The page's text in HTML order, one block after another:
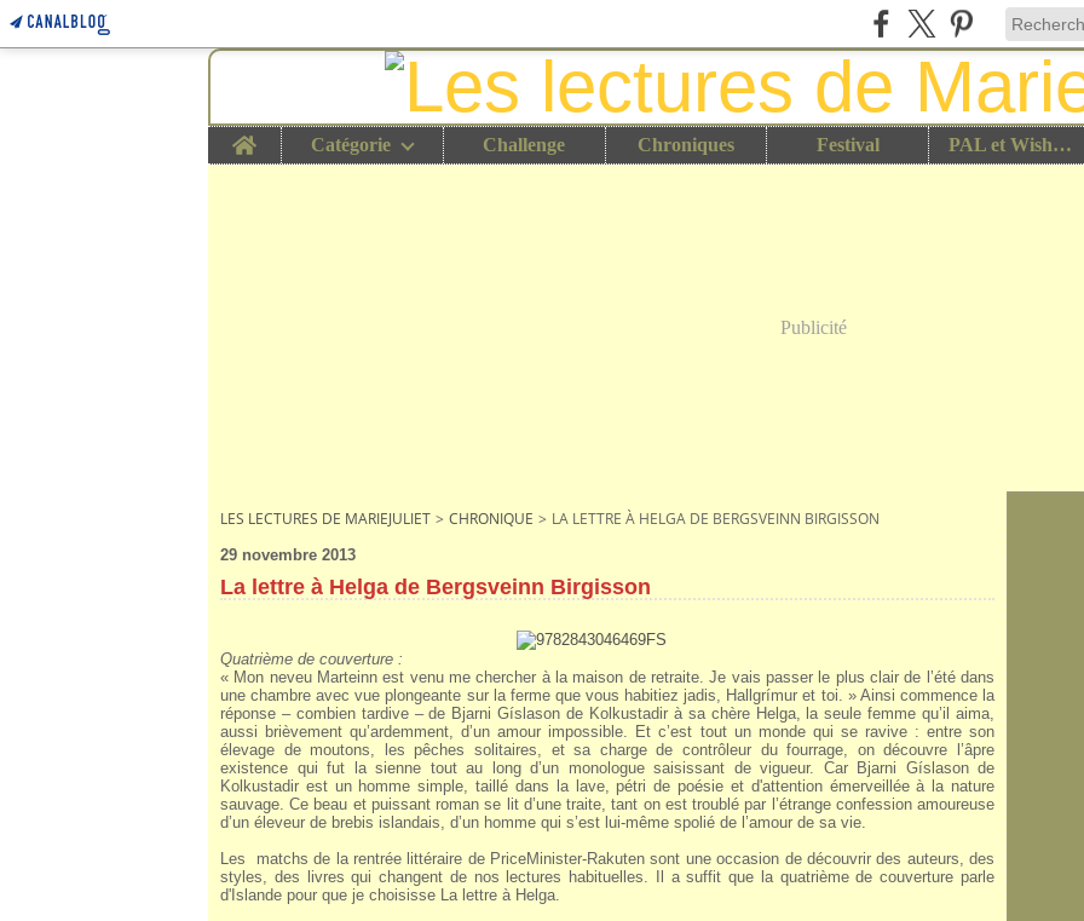
Home Catégorie Challenge Chroniques Festival PAL et Wish List
Publicité
LES LECTURES DE MARIEJULIET > CHRONIQUE > LA LETTRE À HELGA DE BERGSVEINN BIRGISSON
29 novembre 2013
La lettre à Helga de Bergsveinn Birgisson
Quatrième de couverture :
« Mon neveu Marteinn est venu me chercher à la maison de retraite. Je vais passer le plus clair de l’été dans
une chambre avec vue plongeante sur la ferme que vous habitiez jadis, Hallgrímur et toi. » Ainsi commence la
réponse – combien tardive – de Bjarni Gíslason de Kolkustadir à sa chère Helga, la seule femme qu’il aima,
aussi brièvement qu’ardemment, d’un amour impossible. Et c’est tout un monde qui se ravive : entre son
élevage de moutons, les pêches solitaires, et sa charge de contrôleur du fourrage, on découvre l’âpre
existence qui fut la sienne tout au long d’un monologue saisissant de vigueur. Car Bjarni Gíslason de
Kolkustadir est un homme simple, taillé dans la lave, pétri de poésie et d'attention émerveillée à la nature
sauvage. Ce beau et puissant roman se lit d’une traite, tant on est troublé par l’étrange confession amoureuse
d’un éleveur de brebis islandais, d’un homme qui s’est lui-même spolié de l’amour de sa vie.
Les matchs de la rentrée littéraire de PriceMinister-Rakuten sont une occasion de découvrir des auteurs, des
styles, des livres qui changent de nos lectures habituelles. Il a suffit que la quatrième de couverture parle
d'Islande pour que je choisisse La lettre à Helga.